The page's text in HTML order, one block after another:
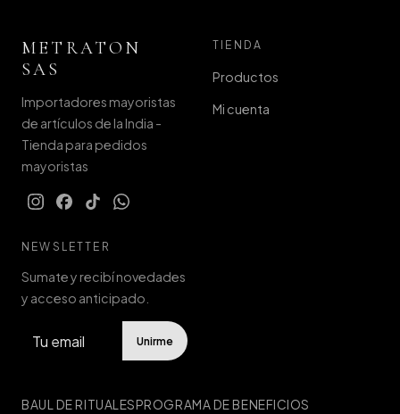
METRATON
SAS
Importadores mayoristas
de artículos de la India -
Tienda para pedidos
mayoristas
TIENDA
Productos
Mi cuenta
NEWSLETTER
Sumate y recibí novedades
y acceso anticipado.
Unirme
BAUL DE RITUALESPROGRAMA DE BENEFICIOS